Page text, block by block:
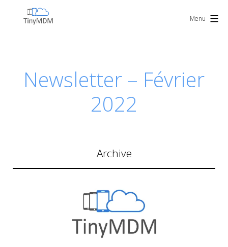
TinyMDM Menu
Newsletter – Février
2022
Archive